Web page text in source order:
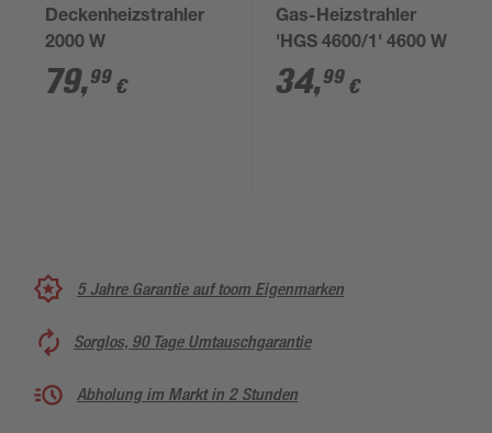
Deckenheizstrahler
2000 W
79,99 €
Gas-Heizstrahler
'HGS 4600/1' 4600 W
34,99 €
5 Jahre Garantie auf toom Eigenmarken
Sorglos, 90 Tage Umtauschgarantie
Abholung im Markt in 2 Stunden